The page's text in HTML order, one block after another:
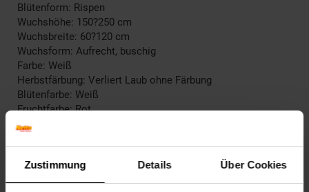
Zustimmung Details Über Cookies
Blütenform: Rispen
Wuchshöhe: 150?250 cm
Wuchsbreite: 60?120 cm
Wuchsform: Aufrecht, buschig
Farbe: Weiß
Herbstfärbung: Verliert Laub ohne Färbung
Blütenfarbe: Weiß
Fruchtfarbe: Rot
Winterfarbe: Verliert Blätter
Blattform: Gefiedert
Blattrand: Gesägt